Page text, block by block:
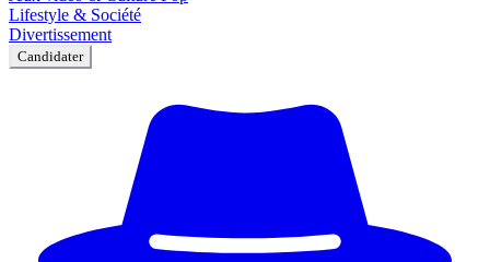
Lifestyle & Société
Divertissement
Candidater